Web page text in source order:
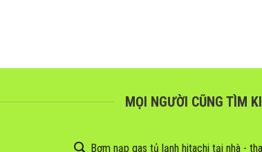
MỌI NGƯỜI CŨNG TÌM
Bơm nạp gas tủ lạnh hitachi tại nhà -